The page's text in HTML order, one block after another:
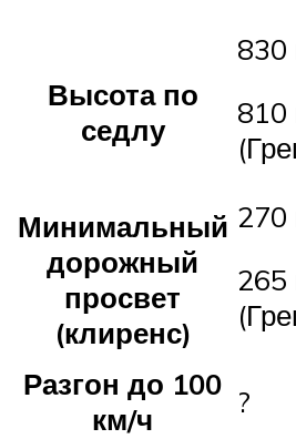
Высота по
седлу
810
Минимальный
дорожный
просвет
(клиренс)
265
Разгон до 100
км/ч
?